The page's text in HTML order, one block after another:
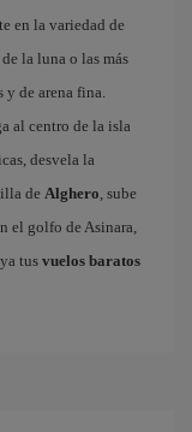
en la variedad de
la luna o las más
y de arena fina.
al centro de la isla
desvela la
de Alghero, sube
el golfo de Asinara,
tus vuelos baratos